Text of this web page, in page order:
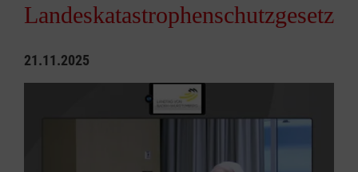
Landeskatastrophenschutzgesetz
21.11.2025